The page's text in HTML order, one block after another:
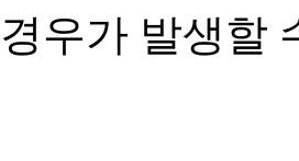
우가 발생할